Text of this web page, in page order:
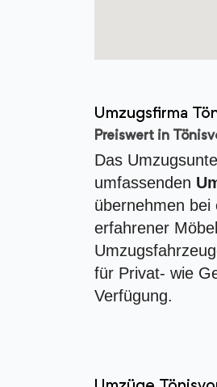
Umzugsfirma
Preiswert in
Das
umfassenden
übernehmen bei
erfahrener
für Privat- wie
Verfügung.